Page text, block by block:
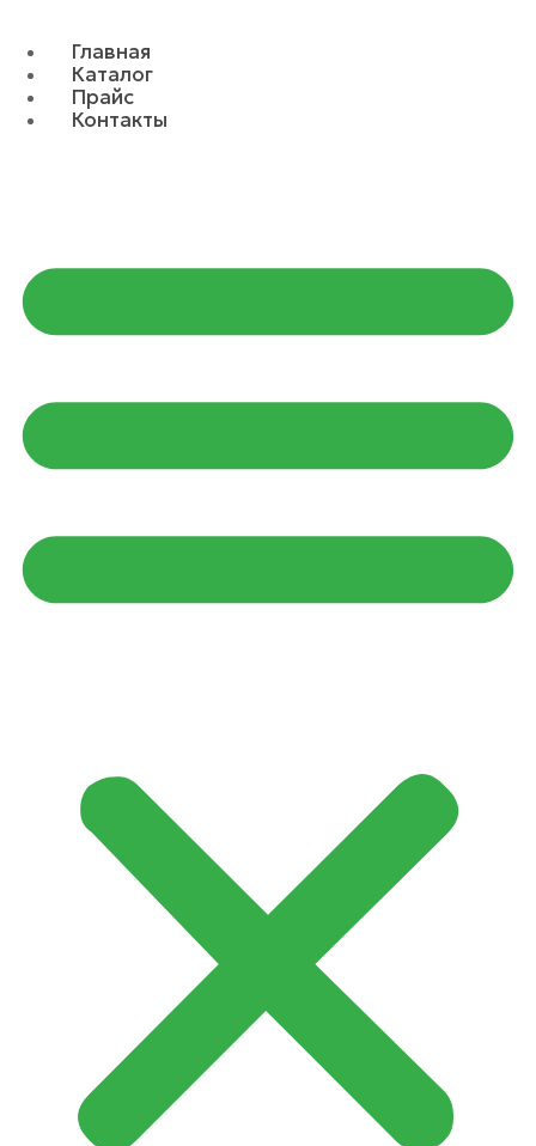
Главная
Каталог
Прайс
Контакты